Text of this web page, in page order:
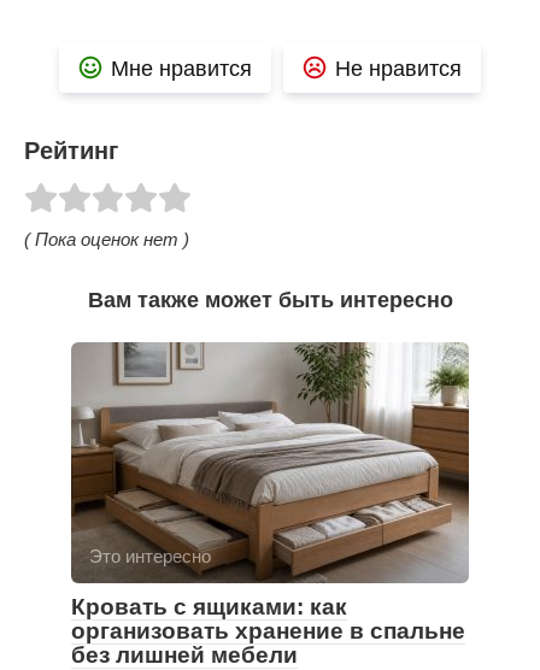
Мне нравится Не нравится
Рейтинг
( Пока оценок нет )
Вам также может быть интересно
Это интересно
Кровать с ящиками: как
организовать хранение в спальне
без лишней мебели